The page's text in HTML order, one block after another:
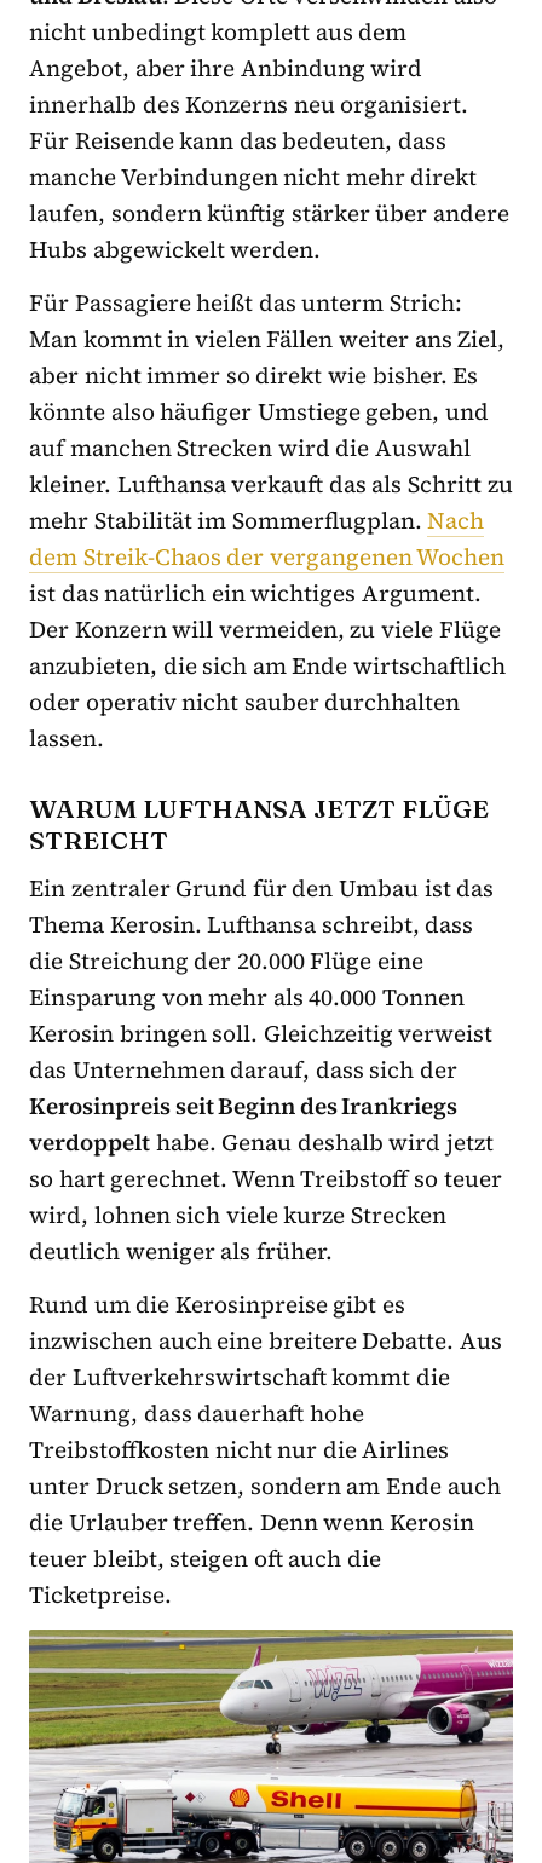
nicht unbedingt komplett aus dem
Angebot, aber ihre Anbindung wird
innerhalb des Konzerns neu organisiert.
Für Reisende kann das bedeuten, dass
manche Verbindungen nicht mehr direkt
laufen, sondern künftig stärker über andere
Hubs abgewickelt werden.
Für Passagiere heißt das unterm Strich:
Man kommt in vielen Fällen weiter ans Ziel,
aber nicht immer so direkt wie bisher. Es
könnte also häufiger Umstiege geben, und
auf manchen Strecken wird die Auswahl
kleiner. Lufthansa verkauft das als Schritt zu
mehr Stabilität im Sommerflugplan.Nach
dem Streik-Chaos der vergangenen Wochen
ist das natürlich ein wichtiges Argument.
Der Konzern will vermeiden, zu viele Flüge
anzubieten, die sich am Ende wirtschaftlich
oder operativ nicht sauber durchhalten
lassen.
WARUM LUFTHANSA JETZT FLÜGE
STREICHT
Ein zentraler Grund für den Umbau ist das
Thema Kerosin. Lufthansa schreibt, dass
die Streichung der 20.000 Flüge eine
Einsparung von mehr als 40.000 Tonnen
Kerosin bringen soll. Gleichzeitig verweist
das Unternehmen darauf, dass sich der
Kerosinpreis seit Beginn des Irankriegs
verdoppelthabe. Genau deshalb wird jetzt
so hart gerechnet. Wenn Treibstoff so teuer
wird, lohnen sich viele kurze Strecken
deutlich weniger als früher.
Rund um die Kerosinpreise gibt es
inzwischen auch eine breitere Debatte. Aus
der Luftverkehrswirtschaft kommt die
Warnung, dass dauerhaft hohe
Treibstoffkosten nicht nur die Airlines
unter Druck setzen, sondern am Ende auch
die Urlauber treffen. Denn wenn Kerosin
teuer bleibt, steigen oft auch die
Ticketpreise.